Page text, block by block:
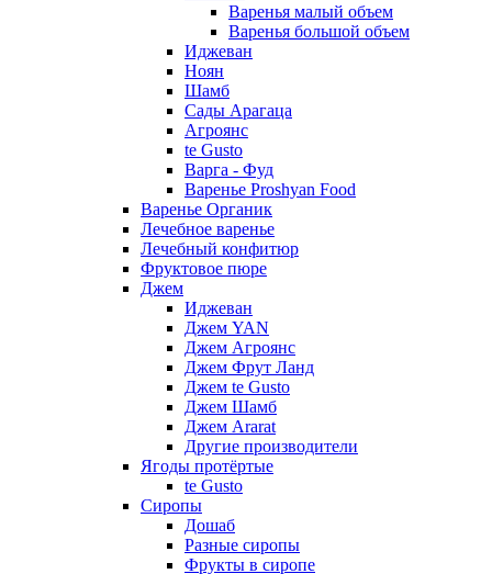
Варенья малый объем
Варенья большой объем
Иджеван
Ноян
Шамб
Сады Арагаца
Агроянс
te Gusto
Варга - Фуд
Варенье Proshyan Food
Варенье Органик
Лечебное варенье
Лечебный конфитюр
Фруктовое пюре
Джем
Иджеван
Джем YAN
Джем Агроянс
Джем Фрут Ланд
Джем te Gusto
Джем Шамб
Джем Ararat
Другие производители
Ягоды протёртые
te Gusto
Сиропы
Дошаб
Разные сиропы
Фрукты в сиропе